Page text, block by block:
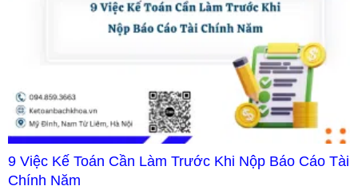
9 Việc Kế Toán Cần Làm Trước Khi Nộp Báo Cáo Tài
Chính Năm